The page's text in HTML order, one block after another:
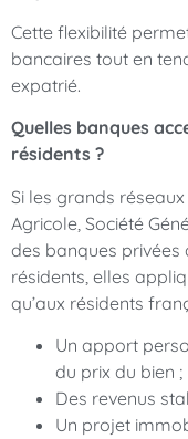
Cette flexibilité
bancaires tout en
expatrié.
Quelles banques
résidents ?
Si les grands
Agricole, Société
des banques privées
résidents, elles
qu’aux résidents
Un apport
du prix du bien ;
Des revenus
Un projet